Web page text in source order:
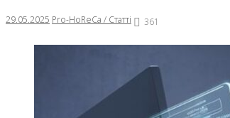
29.05.2025 Pro-HoReCa / Статті 361